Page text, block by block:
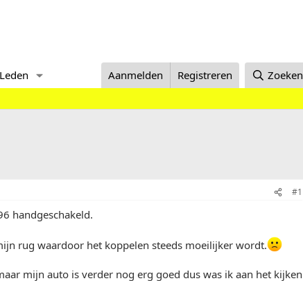
Leden Aanmelden Registreren Zoeken
#1
handgeschakeld.
rug waardoor het koppelen steeds moeilijker wordt.
mijn auto is verder nog erg goed dus was ik aan het kijken